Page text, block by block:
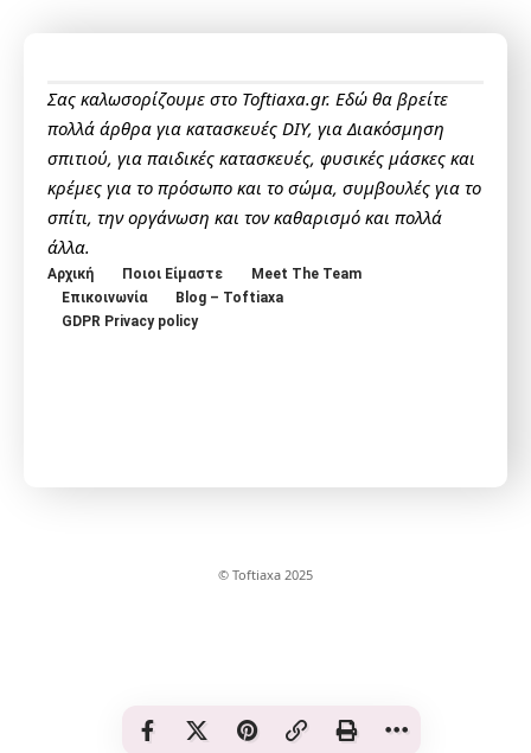
Σας καλωσορίζουμε στο Toftiaxa.gr. Εδώ θα βρείτε
πολλά άρθρα για κατασκευές DIY, για Διακόσμηση
σπιτιού, για παιδικές κατασκευές, φυσικές μάσκες και
κρέμες για το πρόσωπο και το σώμα, συμβουλές για το
σπίτι, την οργάνωση και τον καθαρισμό και πολλά
άλλα.
Αρχική Ποιοι Είμαστε
Meet The Team
Επικοινωνία
Blog – Toftiaxa
GDPR Privacy policy
© Toftiaxa 2025